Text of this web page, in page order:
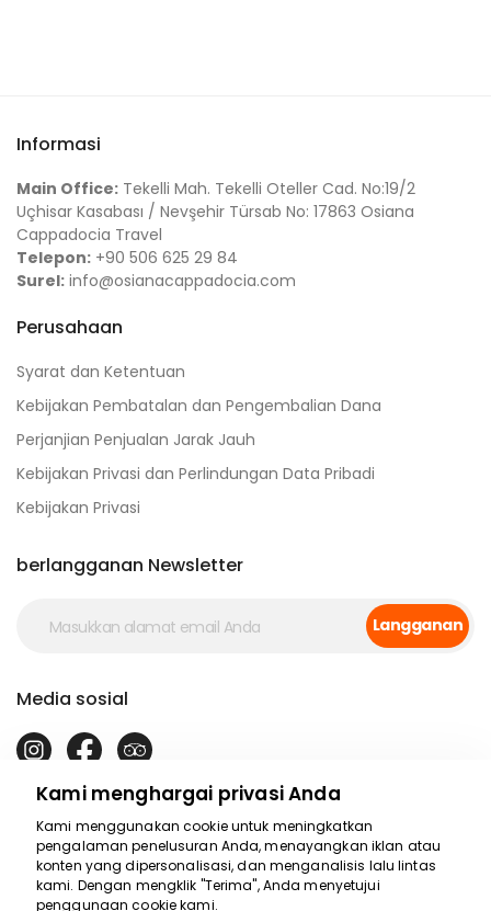
Informasi
Main Office: Tekelli Mah. Tekelli Oteller Cad. No:19/2
Uçhisar Kasabası / Nevşehir Türsab No: 17863 Osiana
Cappadocia Travel
Telepon: +90 506 625 29 84
Surel: info@osianacappadocia.com
Perusahaan
Syarat dan Ketentuan
Kebijakan Pembatalan dan Pengembalian Dana
Perjanjian Penjualan Jarak Jauh
Kebijakan Privasi dan Perlindungan Data Pribadi
Kebijakan Privasi
berlangganan Newsletter
Langganan
Media sosial
Kami menghargai privasi Anda
Kami menggunakan cookie untuk meningkatkan
pengalaman penelusuran Anda, menayangkan iklan atau
konten yang dipersonalisasi, dan menganalisis lalu lintas
kami. Dengan mengklik "Terima", Anda menyetujui
penggunaan cookie kami.
Kami siap